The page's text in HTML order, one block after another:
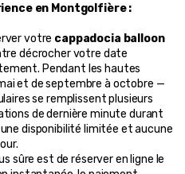
en Montgolfière :
votre cappadocia balloon
décrocher votre date
Pendant les hautes
et de septembre à octobre —
se remplissent plusieurs
de dernière minute durant
disponibilité limitée et aucune
sûre est de réserver en ligne le